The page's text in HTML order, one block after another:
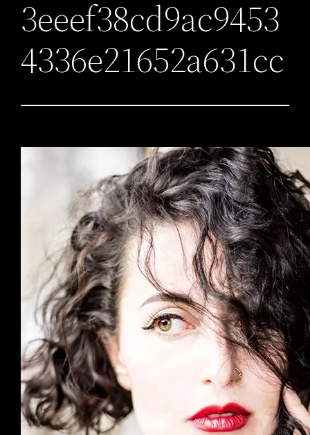
3eeef38cd9ac9453
4336e21652a631cc